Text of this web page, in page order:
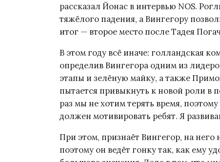
рассказал Йонас в интервью NOS.
тяжёлого падения, а Вингегору
итог — второе место после Тадея
В этом году всё иначе: голландская
определив Вингегора одним из
этапы и зелёную майку, а также
пытается привыкнуть к новой роли в
раз мы не хотим терять время,
должен мотивировать ребят. Я
При этом, признаёт Вингегор, на него
поэтому он ведёт гонку так, как ему